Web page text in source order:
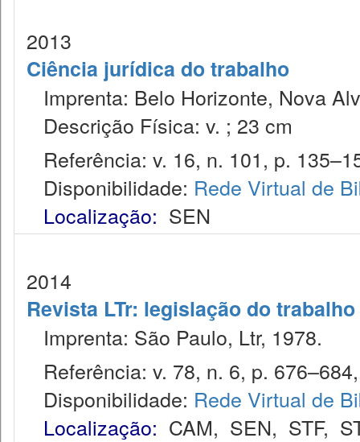
2013
Ciência jurídica do trabalho
Imprenta: Belo Horizonte, Nova
Descrição Física: v. ; 23 cm
Referência: v. 16, n. 101, p.
Disponibilidade: Rede Virtual de
Localização: SEN
2014
Revista LTr: legislação do trabalho
Imprenta: São Paulo, Ltr, 1978.
Referência: v. 78, n. 6, p.
Disponibilidade: Rede Virtual de
Localização: CAM, SEN, STF,